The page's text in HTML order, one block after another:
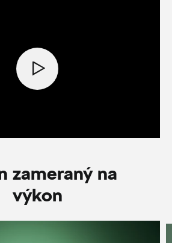
zameraný na
výkon